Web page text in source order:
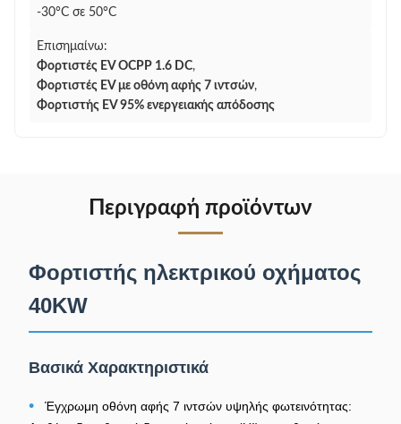
-30°C σε 50°C
Επισημαίνω:
Φορτιστές EV OCPP 1.6 DC,
Φορτιστές EV με οθόνη αφής 7 ιντσών,
Φορτιστής EV 95% ενεργειακής απόδοσης
Περιγραφή προϊόντων
Φορτιστής ηλεκτρικού οχήματος
40KW
Βασικά Χαρακτηριστικά
•
Έγχρωμη οθόνη αφής 7 ιντσών υψηλής φωτεινότητας: